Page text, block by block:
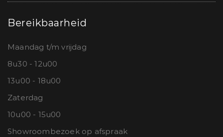
Bereikbaarheid
Maandag t/m vrijdag
8u30 - 12u00
13u00 - 18u00
Zaterdag
10u00 - 15u00
Showroombezoek op afspraak